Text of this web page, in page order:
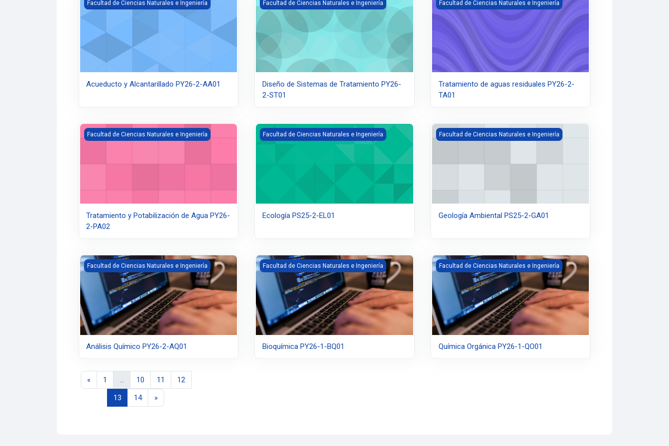
Facultad de Ciencias Naturales e Ingeniería
Acueducto y Alcantarillado PY26-2-AA01
Facultad de Ciencias Naturales e Ingeniería
Diseño de Sistemas de Tratamiento PY26-
2-ST01
Facultad de Ciencias Naturales e Ingeniería
Tratamiento de aguas residuales PY26-2-
TA01
Tratamiento y Potabilización de Agua PY26-2-PA02
Facultad de Ciencias Naturales e Ingeniería
Tratamiento y Potabilización de Agua PY26-
2-PA02
Ecología PS25-2-EL01
Facultad de Ciencias Naturales e Ingeniería
Ecología PS25-2-EL01
Geología Ambiental PS25-2-GA01
Facultad de Ciencias Naturales e Ingeniería
Geología Ambiental PS25-2-GA01
Análisis Químico PY26-2-AQ01
Facultad de Ciencias Naturales e Ingeniería
Análisis Químico PY26-2-AQ01
Bioquímica PY26-1-BQ01
Facultad de Ciencias Naturales e Ingeniería
Bioquímica PY26-1-BQ01
Química Orgánica PY26-1-QO01
Facultad de Ciencias Naturales e Ingeniería
Química Orgánica PY26-1-QO01
«Página anterior
1 … 10Página 10
11 Página 11
12Página 12
13 Página 13
14Página 14
»Siguiente página